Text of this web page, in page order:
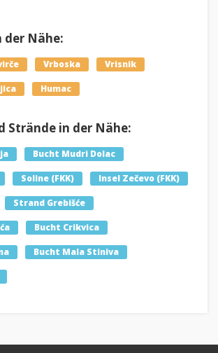
der Nähe:
Vrboska Vrisnik
Humac
Strände in der Nähe:
Bucht Mudri Dolac
Soline (FKK) Insel Zečevo (FKK)
Strand Grebišće
Bucht Crikvica
Bucht Mala Stiniva